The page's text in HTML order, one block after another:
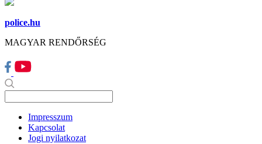
police.hu
MAGYAR RENDŐRSÉG
Impresszum
Kapcsolat
Jogi nyilatkozat